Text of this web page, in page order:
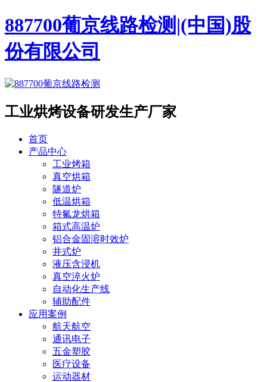
887700葡京线路检测|(中国)股
份有限公司
工业烘烤设备研发生产厂家
首页
产品中心
工业烤箱
真空烘箱
隧道炉
低温烘箱
特氟龙烘箱
箱式高温炉
铝合金固溶时效炉
井式炉
液压含浸机
真空淬火炉
自动化生产线
辅助配件
应用案例
航天航空
通讯电子
五金塑胶
医疗设备
运动器材